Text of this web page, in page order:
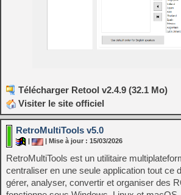
Télécharger Retool v2.4.9 (32.1 Mo)
Visiter le site officiel
RetroMultiTools v5.0
| Mise à jour : 15/03/2026
RetroMultiTools est un utilitaire
centraliser en une seule application tout ce
gérer, analyser, convertir et organiser des